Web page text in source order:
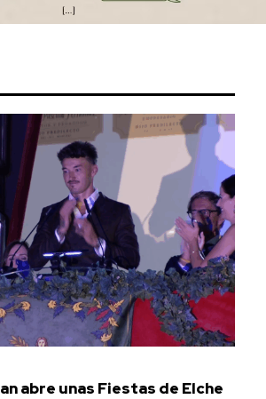
abre unas Fiestas de Elche